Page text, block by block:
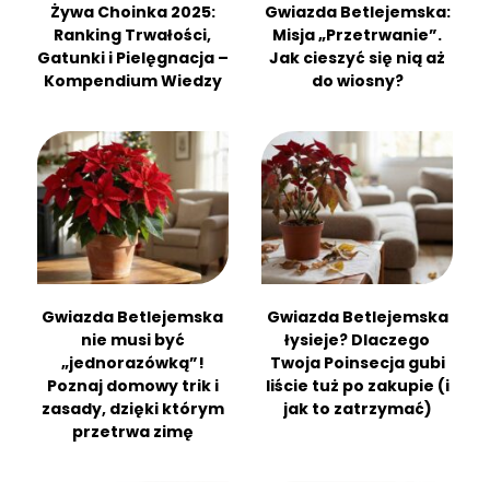
Żywa Choinka 2025:
Ranking Trwałości,
Gatunki i Pielęgnacja –
Kompendium Wiedzy
Gwiazda Betlejemska:
Misja „Przetrwanie”.
Jak cieszyć się nią aż
do wiosny?
Gwiazda Betlejemska
nie musi być
„jednorazówką”!
Poznaj domowy trik i
zasady, dzięki którym
przetrwa zimę
Gwiazda Betlejemska
łysieje? Dlaczego
Twoja Poinsecja gubi
liście tuż po zakupie (i
jak to zatrzymać)